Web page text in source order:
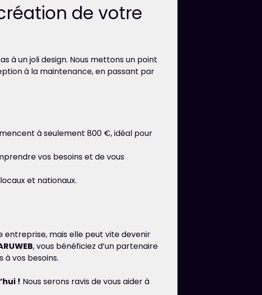
de votre
à un joli design. Nous mettons un point
à la maintenance, en passant par
à seulement 800 €, idéal pour
vos besoins et de vous
et nationaux.
mais elle peut vite devenir
, vous bénéficiez d’un partenaire
vos besoins.
! Nous serons ravis de vous aider à